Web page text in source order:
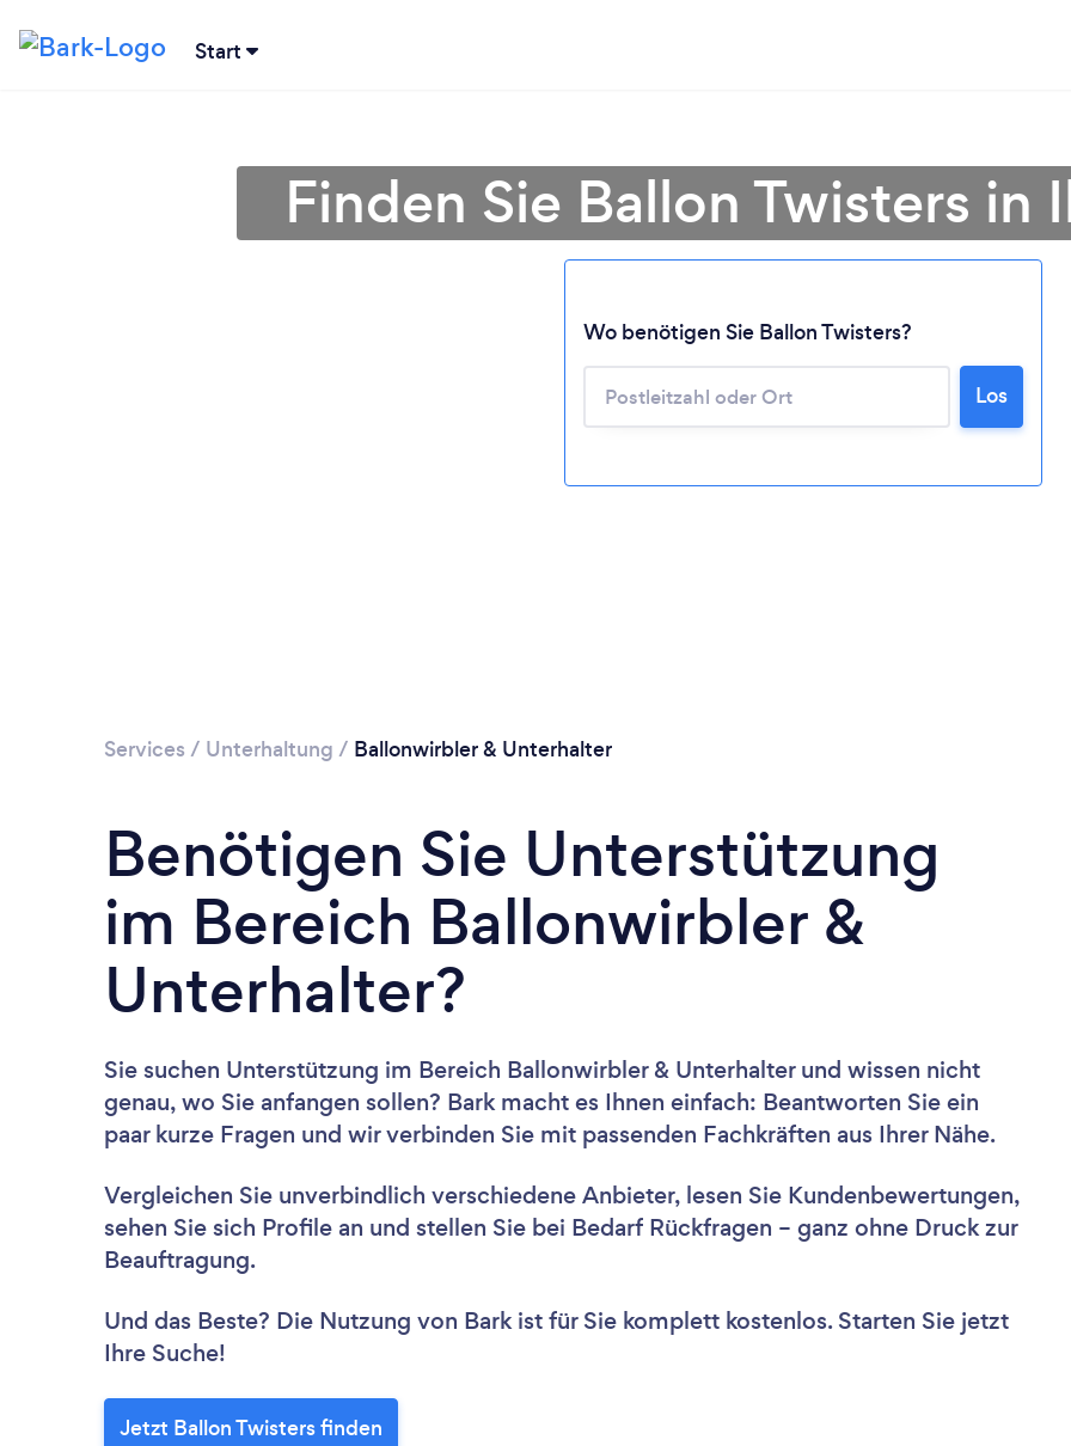
Start
Lädt ...
Bitte warten ...
Finden Sie Ballon Twisters in
Wo benötigen Sie Ballon Twisters?
Los
Services / Unterhaltung / Ballonwirbler & Unterhalter
Benötigen Sie Unterstützung
im Bereich Ballonwirbler &
Unterhalter?
Sie suchen Unterstützung im Bereich Ballonwirbler & Unterhalter und wissen nicht
genau, wo Sie anfangen sollen? Bark macht es Ihnen einfach: Beantworten Sie ein
paar kurze Fragen und wir verbinden Sie mit passenden Fachkräften aus Ihrer Nähe.
Vergleichen Sie unverbindlich verschiedene Anbieter, lesen Sie Kundenbewertungen,
sehen Sie sich Profile an und stellen Sie bei Bedarf Rückfragen – ganz ohne Druck zur
Beauftragung.
Und das Beste? Die Nutzung von Bark ist für Sie komplett kostenlos. Starten Sie jetzt
Ihre Suche!
Jetzt Ballon Twisters finden